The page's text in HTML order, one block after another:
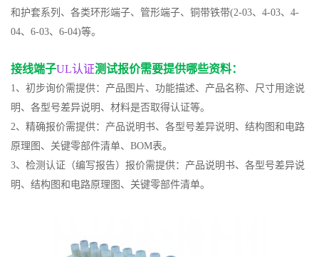
和护套系列、各类环形端子、管形端子、铜带铁带(2-03、4-03、4-
04、6-03、6-04)等。
接线端子UL认证测试报价需要提供哪些资料：
1、初步询价需提供：产品图片、功能描述、产品名称、尺寸用途说
明、各型号差异说明、材料是否取得认证等。
2、精确报价需提供：产品说明书、各型号差异说明、结构图和电路
原理图、关键零部件清单、BOM表。
3、检测认证（编写报告）报价需提供：产品说明书、各型号差异说
明、结构图和电路原理图、关键零部件清单。